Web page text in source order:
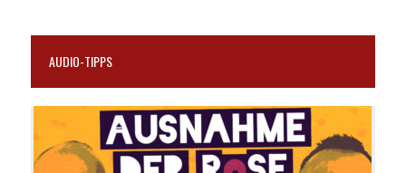
AUDIO-TIPPS